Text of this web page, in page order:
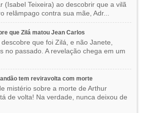
(Isabel Teixeira) ao descobrir que a vilã
relâmpago contra sua mãe, Adr...
que Zilá matou Jean Carlos
que foi Zilá, e não Janete,
no passado. A revelação chega em um
tem reviravolta com morte
mistério sobre a morte de Arthur
de volta! Na verdade, nunca deixou de